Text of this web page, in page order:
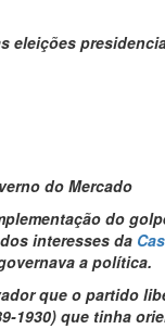
eleições
do Mercado
do
interesses da
a política.
que o partido
1930) que tinha